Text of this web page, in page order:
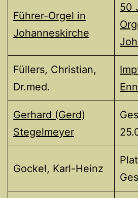
Führer-Orgel in
Johanneskirche
50
Füllers, Christian,
Dr.med.
Gerhard (Gerd)
Stegelmeyer
Gockel, Karl-Heinz